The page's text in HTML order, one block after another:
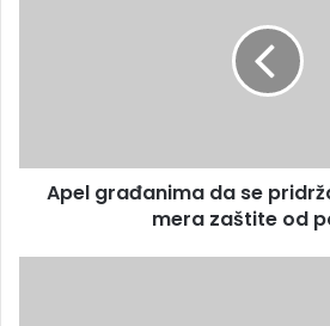
Apel građanima da se
mera zaštite od